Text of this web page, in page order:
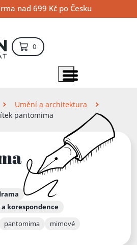
nad 699 Kč po Česku
0položek – košík
Zobrazit položky menu
Umění a architektura
pantomima
korespondence
pantomima mimové